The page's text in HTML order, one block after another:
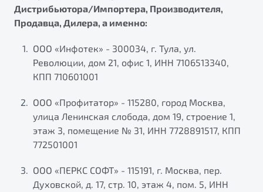
Дистрибьютора/Импортера, Производителя,
Продавца, Дилера, а именно:
ООО «Инфотек» - 300034, г. Тула, ул.
Революции, дом 21, офис 1, ИНН 7106513340,
КПП 710601001
ООО «Профитатор» - 115280, город Москва,
улица Ленинская слобода, дом 19, строение 1,
этаж 3, помещение № 31, ИНН 7728891517, КПП
772501001
ООО «ПЕРКС СОФТ» - 115191, г. Москва, пер.
Духовской, д. 17, стр. 10, этаж 4, пом. 5, ИНН